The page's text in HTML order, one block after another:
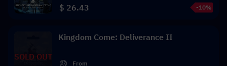
$ 26.43 -10%
SOLD OUT
Kingdom Come: Deliverance II
From